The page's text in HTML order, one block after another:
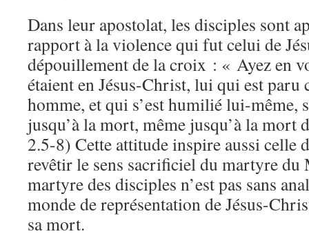
Dans leur apostolat, les disciples sont
rapport à la violence qui fut celui de
dépouillement de la croix : « Ayez en
étaient en Jésus-Christ, lui qui est paru
homme, et qui s’est humilié lui-même,
jusqu’à la mort, même jusqu’à la mort
2.5-8) Cette attitude inspire aussi celle
revêtir le sens sacrificiel du martyre du
martyre des disciples n’est pas sans
monde de représentation de Jésus-
sa mort.